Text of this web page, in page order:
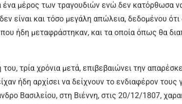
μέρος των τραγουδιών ενώ δεν κατόρθωσα
είναι και τόσο μεγάλη απώλεια, δεδομένου ότι
ήδη μεταφράστηκαν, και τα οποία όπως θα
τρία χρόνια μετά, επιβεβαιώνει την
ήδη αρχίσει να δείχνουν το ενδιαφέρον τους
Βασιλείου, στη Βιέννη, στις 20/12/1807,